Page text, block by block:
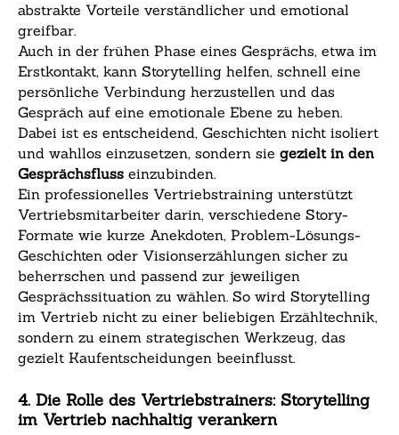
abstrakte Vorteile verständlicher und emotional
greifbar.
Auch in der frühen Phase eines Gesprächs, etwa im
Erstkontakt, kann Storytelling helfen, schnell eine
persönliche Verbindung herzustellen und das
Gespräch auf eine emotionale Ebene zu heben.
Dabei ist es entscheidend, Geschichten nicht isoliert
und wahllos einzusetzen, sondern sie gezielt in den
Gesprächsflusseinzubinden.
Ein professionelles Vertriebstraining unterstützt
Vertriebsmitarbeiter darin, verschiedene Story-
Formate wie kurze Anekdoten, Problem-Lösungs-
Geschichten oder Visionserzählungen sicher zu
beherrschen und passend zur jeweiligen
Gesprächssituation zu wählen. So wird Storytelling
im Vertrieb nicht zu einer beliebigen Erzähltechnik,
sondern zu einem strategischen Werkzeug, das
gezielt Kaufentscheidungen beeinflusst.
4. Die Rolle des Vertriebstrainers: Storytelling
im Vertrieb nachhaltig verankern